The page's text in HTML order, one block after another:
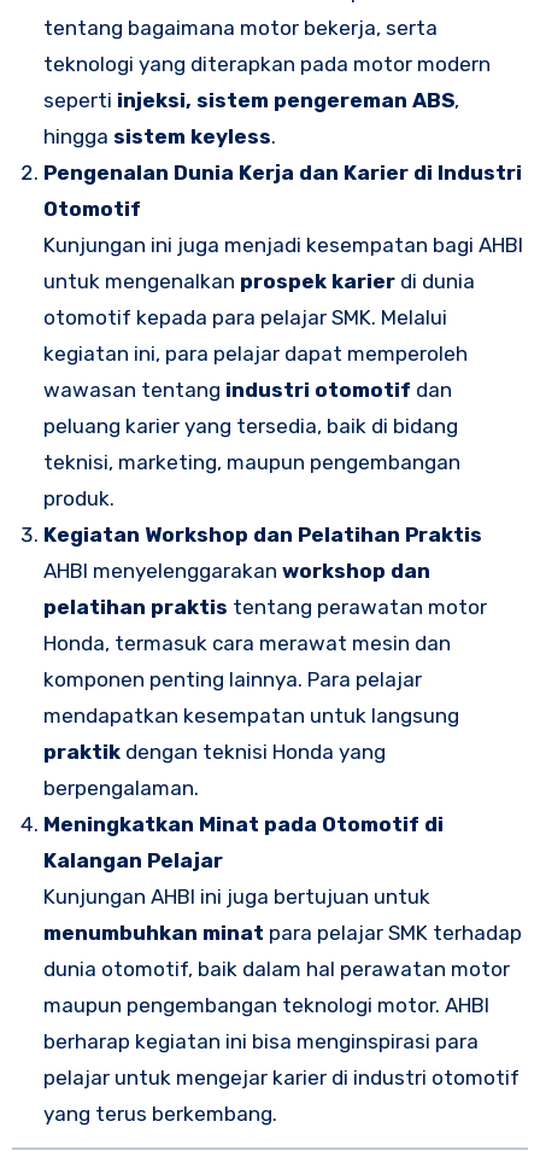
tentang bagaimana motor bekerja, serta
teknologi yang diterapkan pada motor modern
seperti injeksi, sistem pengereman ABS,
hingga sistem keyless.
Pengenalan Dunia Kerja dan Karier di Industri
Otomotif
Kunjungan ini juga menjadi kesempatan bagi AHBI
untuk mengenalkan prospek karierdi dunia
otomotif kepada para pelajar SMK. Melalui
kegiatan ini, para pelajar dapat memperoleh
wawasan tentang industri otomotif dan
peluang karier yang tersedia, baik di bidang
teknisi, marketing, maupun pengembangan
produk.
Kegiatan Workshop dan Pelatihan Praktis
AHBI menyelenggarakan workshop dan
pelatihan praktis tentang perawatan motor
Honda, termasuk cara merawat mesin dan
komponen penting lainnya. Para pelajar
mendapatkan kesempatan untuk langsung
praktikdengan teknisi Honda yang
berpengalaman.
Meningkatkan Minat pada Otomotif di
Kalangan Pelajar
Kunjungan AHBI ini juga bertujuan untuk
menumbuhkan minat para pelajar SMK terhadap
dunia otomotif, baik dalam hal perawatan motor
maupun pengembangan teknologi motor. AHBI
berharap kegiatan ini bisa menginspirasi para
pelajar untuk mengejar karier di industri otomotif
yang terus berkembang.